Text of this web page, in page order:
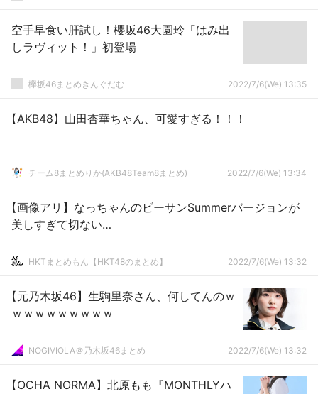
空手早食い肝試し！櫻坂46大園玲「はみ出
しラヴィット！」初登場
欅坂46まとめきんぐだむ 2022/7/6(We) 13:35
【AKB48】山田杏華ちゃん、可愛すぎる！！！
チーム8まとめりか(AKB48Team8まとめ) 2022/7/6(We) 13:34
【画像アリ】なっちゃんのビーサンSummerバージョンが
美しすぎて切ない…
HKTまとめもん【HKT48のまとめ】 2022/7/6(We) 13:32
【元乃木坂46】生駒里奈さん、何してんのｗ
ｗｗｗｗｗｗｗｗｗ
NOGIVIOLA＠乃木坂46まとめ 2022/7/6(We) 13:32
【OCHA NORMA】北原もも『MONTHLYハ